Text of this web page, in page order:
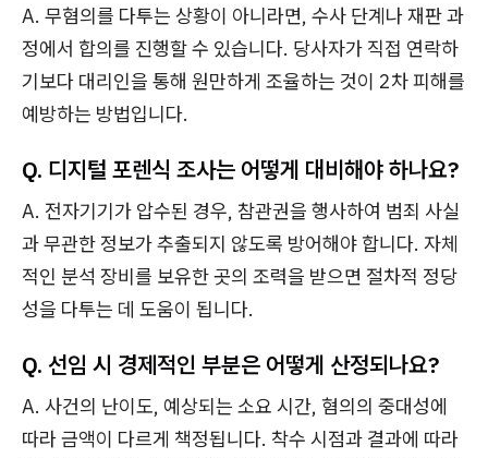
A. 무혐의를 다투는 상황이 아니라면, 수사 단계나 재판 과
정에서 합의를 진행할 수 있습니다. 당사자가 직접 연락하
기보다 대리인을 통해 원만하게 조율하는 것이 2차 피해를
예방하는 방법입니다.
Q. 디지털 포렌식 조사는 어떻게 대비해야 하나요?
A. 전자기기가 압수된 경우, 참관권을 행사하여 범죄 사실
과 무관한 정보가 추출되지 않도록 방어해야 합니다. 자체
적인 분석 장비를 보유한 곳의 조력을 받으면 절차적 정당
성을 다투는 데 도움이 됩니다.
Q. 선임 시 경제적인 부분은 어떻게 산정되나요?
A. 사건의 난이도, 예상되는 소요 시간, 혐의의 중대성에
따라 금액이 다르게 책정됩니다. 착수 시점과 결과에 따라